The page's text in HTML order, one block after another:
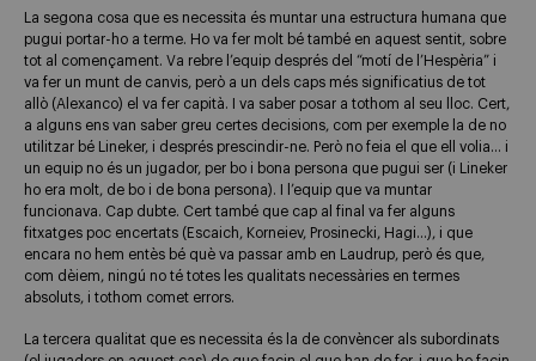
La segona cosa que es necessita és muntar una estructura humana que
pugui portar-ho a terme. Ho va fer molt bé també en aquest sentit, sobre
tot al començament. Va rebre l’equip després del “motí de l’Hespèria” i
va fer un munt de canvis, però a un dels caps més significatius de tot
allò (Alexanco) el va fer capità. I va saber posar a tothom al seu lloc. Cert,
a alguns ens van saber greu certes decisions, com per exemple la de no
utilitzar bé Lineker, i després prescindir-ne. Però no feia el que ell volia… i
un equip no és un jugador, per bo i bona persona que pugui ser (i Lineker
ho era molt, de bo i de bona persona). I l’equip que va muntar
funcionava. Cap dubte. Cert també que cap al final va fer alguns
fitxatges poc encertats (Escaich, Korneiev, Prosinecki, Hagi…), i que
encara no hem entès bé què va passar amb en Laudrup, però és que,
com dèiem, ningú no té totes les qualitats necessàries en termes
absoluts, i tothom comet errors.
La tercera qualitat que es necessita és la de convèncer als subordinats